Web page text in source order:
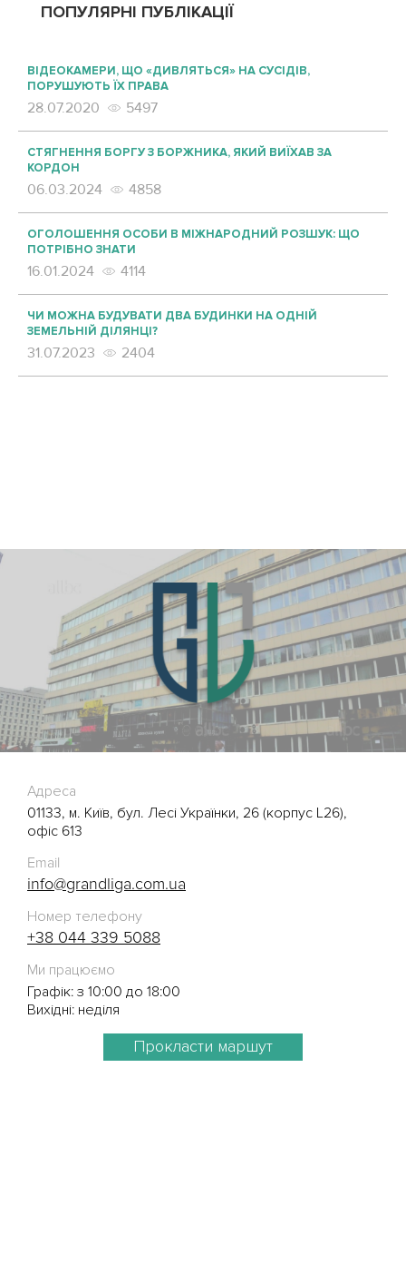
ПОПУЛЯРНІ ПУБЛІКАЦІЇ
ВІДЕОКАМЕРИ, ЩО «ДИВЛЯТЬСЯ» НА СУСІДІВ,
ПОРУШУЮТЬ ЇХ ПРАВА
28.07.2020 5497
СТЯГНЕННЯ БОРГУ З БОРЖНИКА, ЯКИЙ ВИЇХАВ ЗА
КОРДОН
06.03.2024 4858
ОГОЛОШЕННЯ ОСОБИ В МІЖНАРОДНИЙ РОЗШУК: ЩО
ПОТРІБНО ЗНАТИ
16.01.2024 4114
ЧИ МОЖНА БУДУВАТИ ДВА БУДИНКИ НА ОДНІЙ
ЗЕМЕЛЬНІЙ ДІЛЯНЦІ?
31.07.2023 2404
Адреса
01133, м. Київ, бул. Лесі Українки, 26 (корпус L26),
офіс 613
Email
info@grandliga.com.ua
Номер телефону
+38 044 339 5088
Ми працюємо
Графік: з 10:00 до 18:00
Вихідні: неділя
Прокласти маршут